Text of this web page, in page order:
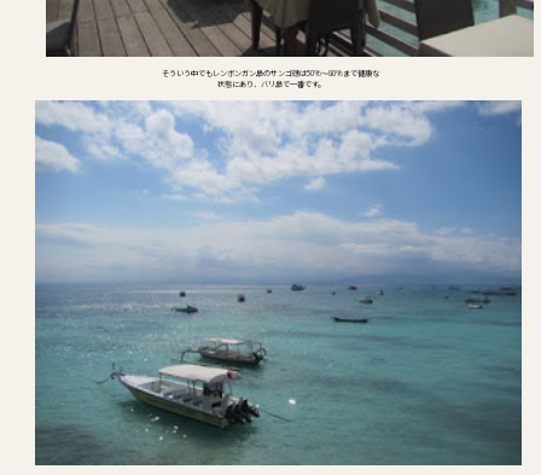
そういう中でもレンボンガン島のサンゴ礁は50%～80%まで健康な
状態にあり、バリ島で一番です。